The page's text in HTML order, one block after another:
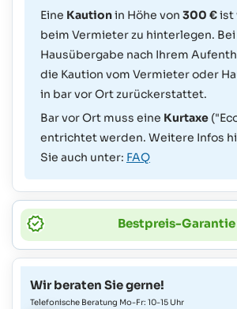
Eine Kautionin Höhe von 300 €ist
beim Vermieter zu hinterlegen.
Hausübergabe nach Ihrem
die Kaution vom Vermieter oder
in bar vor Ort zurückerstattet.
Bar vor Ort muss eine Kurtaxe
entrichtet werden. Weitere Infos
Sie auch unter: FAQ
Bestpreis-Garantie
Wir beraten Sie gerne!
Telefonische Beratung Mo-Fr: 10-15 Uhr